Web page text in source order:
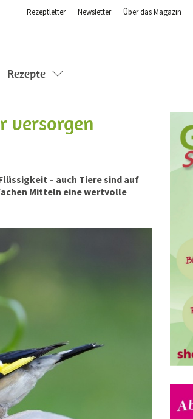
Rezeptletter Newsletter Über das Magazin
Rezepte
versorgen
– auch Tiere sind auf
Mitteln eine wertvolle